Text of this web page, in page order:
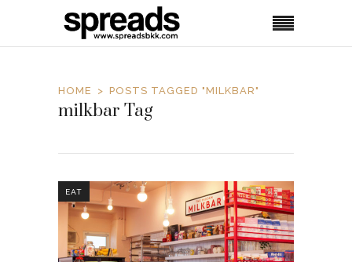
HOME POSTS TAGGED "MILKBAR"
milkbar Tag
EAT